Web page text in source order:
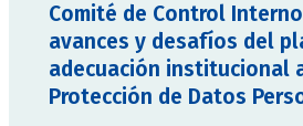
Comité de Control
avances y desafíos del
adecuación institucional
Protección de Datos